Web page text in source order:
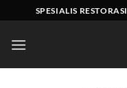
to
content
SPESIALIS